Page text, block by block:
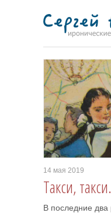
14 мая 2019
Такси,
В последние два